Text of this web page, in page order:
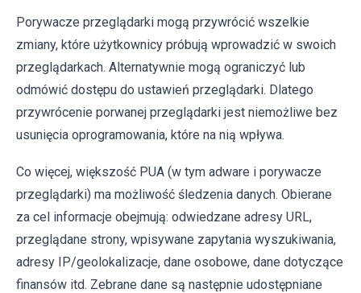
Porywacze przeglądarki mogą przywrócić wszelkie
zmiany, które użytkownicy próbują wprowadzić w swoich
przeglądarkach. Alternatywnie mogą ograniczyć lub
odmówić dostępu do ustawień przeglądarki. Dlatego
przywrócenie porwanej przeglądarki jest niemożliwe bez
usunięcia oprogramowania, które na nią wpływa.
Co więcej, większość PUA (w tym adware i porywacze
przeglądarki) ma możliwość śledzenia danych. Obierane
za cel informacje obejmują: odwiedzane adresy URL,
przeglądane strony, wpisywane zapytania wyszukiwania,
adresy IP/geolokalizacje, dane osobowe, dane dotyczące
finansów itd. Zebrane dane są następnie udostępniane